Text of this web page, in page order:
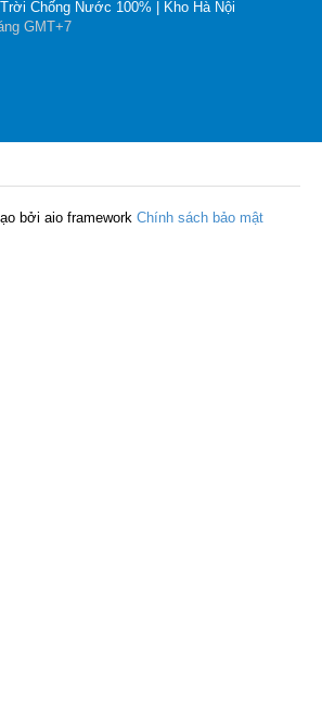
Chống Nước 100% | Kho Hà Nội
GMT+7
bởi aio framework Chính sách bảo mật